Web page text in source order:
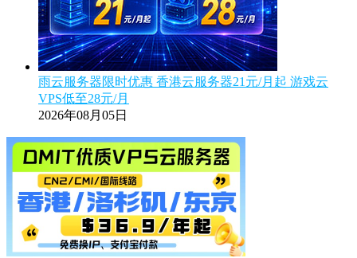
雨云服务器限时优惠 香港云服务器21元/月起 游戏云
VPS低至28元/月
2026年08月05日